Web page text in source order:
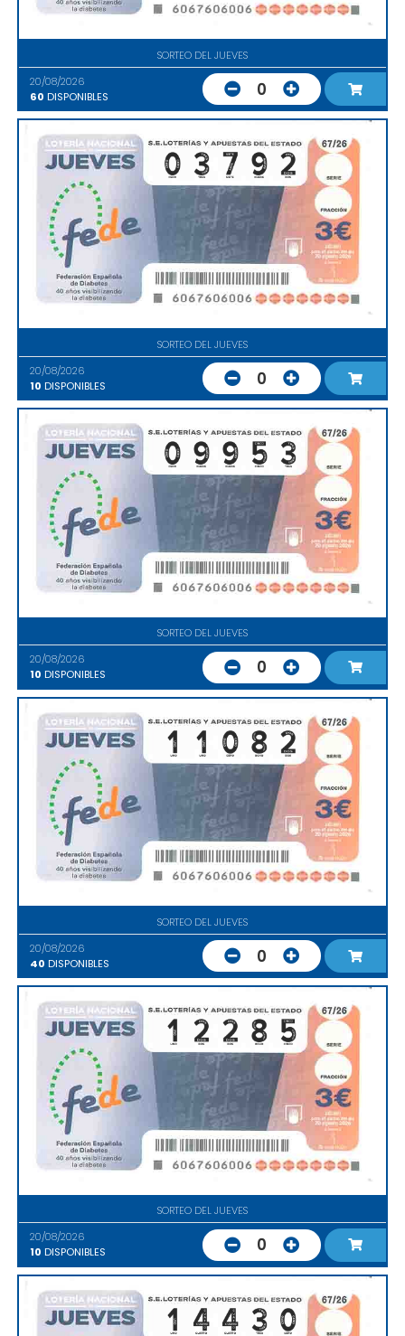
SORTEO DEL JUEVES
20/08/2026
60 DISPONIBLES 0
SORTEO DEL JUEVES
20/08/2026
10 DISPONIBLES 0
SORTEO DEL JUEVES
20/08/2026
10 DISPONIBLES 0
SORTEO DEL JUEVES
20/08/2026
40 DISPONIBLES 0
SORTEO DEL JUEVES
20/08/2026
10 DISPONIBLES 0